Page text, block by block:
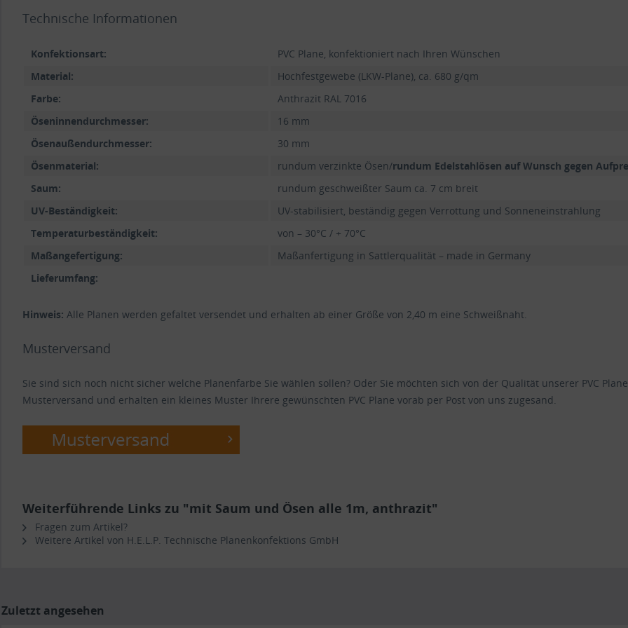
Technische Informationen
Konfektionsart:
PVC Plane, konfektioniert nach Ihren Wünschen
Material:
Hochfestgewebe (LKW-Plane), ca. 680 g/qm
Farbe:
Anthrazit RAL 7016
Öseninnendurchmesser:
16 mm
Ösenaußendurchmesser:
30 mm
Ösenmaterial:
rundum verzinkte Ösen/rundum Edelstahlösen auf Wunsch gegen
Saum:
rundum geschweißter Saum ca. 7 cm breit
UV-Beständigkeit:
UV-stabilisiert, beständig gegen Verrottung und Sonneneinstrahlung
Temperaturbeständigkeit:
von – 30°C / + 70°C
Maßangefertigung:
Maßanfertigung in Sattlerqualität – made in Germany
Lieferumfang:
Hinweis: Alle Planen werden gefaltet versendet und erhalten ab einer Größe von 2,40 m eine Schweißnaht.
Musterversand
Sie sind sich noch nicht sicher welche Planenfarbe Sie wählen sollen? Oder Sie möchten sich von der Qualität unserer PVC
Musterversand und erhalten ein kleines Muster Ihrere gewünschten PVC Plane vorab per Post von uns zugesand.
Weiterführende Links zu "mit Saum und Ösen alle 1m, anthrazit"
Fragen zum Artikel?
Weitere Artikel von H.E.L.P. Technische Planenkonfektions GmbH
Zuletzt angesehen